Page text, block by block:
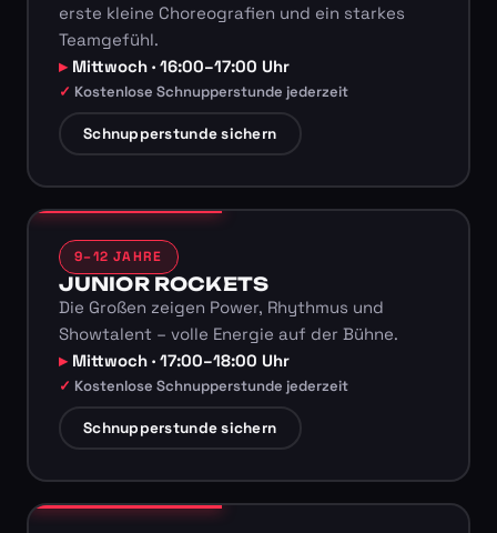
erste kleine Choreografien und ein starkes
Teamgefühl.
Mittwoch · 16:00–17:00 Uhr
Kostenlose Schnupperstunde jederzeit
Schnupperstunde sichern
9–12 JAHRE
JUNIOR ROCKETS
Die Großen zeigen Power, Rhythmus und
Showtalent – volle Energie auf der Bühne.
Mittwoch · 17:00–18:00 Uhr
Kostenlose Schnupperstunde jederzeit
Schnupperstunde sichern